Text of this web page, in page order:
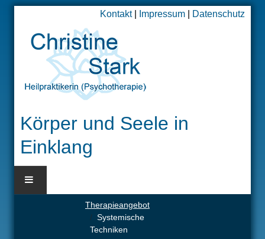
Kontakt| Impressum Datenschutz
Körper und Seele in
Einklang
Therapieangebot
Systemische
Techniken